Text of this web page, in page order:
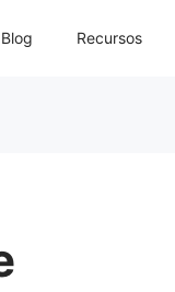
Blog Recursos